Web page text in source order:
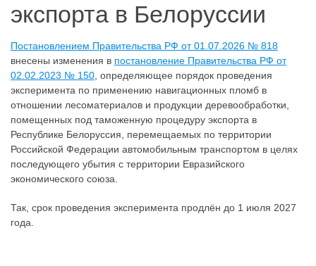
экспорта в Белоруссии
Постановлением Правительства РФ от 01.07.2026 № 818
внесены изменения в постановление Правительства РФ от
02.02.2023 № 150 , определяющее порядок проведения
эксперимента по применению навигационных пломб в
отношении лесоматериалов и продукции деревообработки,
помещенных под таможенную процедуру экспорта в
Республике Белоруссия, перемещаемых по территории
Российской Федерации автомобильным транспортом в целях
последующего убытия с территории Евразийского
экономического союза.
Так, срок проведения эксперимента продлён до 1 июля 2027
года.